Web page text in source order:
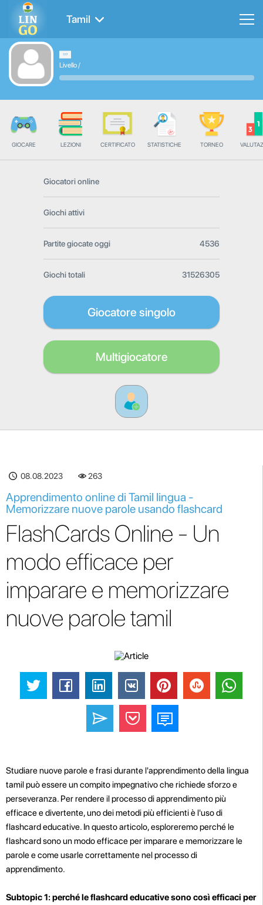
Tamil
Livello/
GIOCARE LEZIONI CERTIFICATO STATISTICHE TORNEO
Giocatori online
Giochi attivi
Partite giocate oggi 4536
Giochi totali 31526305
Giocatore singolo
Multigiocatore
08.08.2023 263
Apprendimento online di Tamil lingua -
Memorizzare nuove parole usando flashcard
FlashCards Online - Un
modo efficace per
imparare e memorizzare
nuove parole tamil
Studiare nuove parole e frasi durante l'apprendimento della lingua
tamil può essere un compito impegnativo che richiede sforzo e
perseveranza. Per rendere il processo di apprendimento più
efficace e divertente, uno dei metodi più efficienti è l'uso di
flashcard educative. In questo articolo, esploreremo perché le
flashcard sono un modo efficace per imparare e memorizzare le
parole e come usarle correttamente nel processo di
apprendimento.
Subtopic 1: perché le flashcard educative sono così efficaci per